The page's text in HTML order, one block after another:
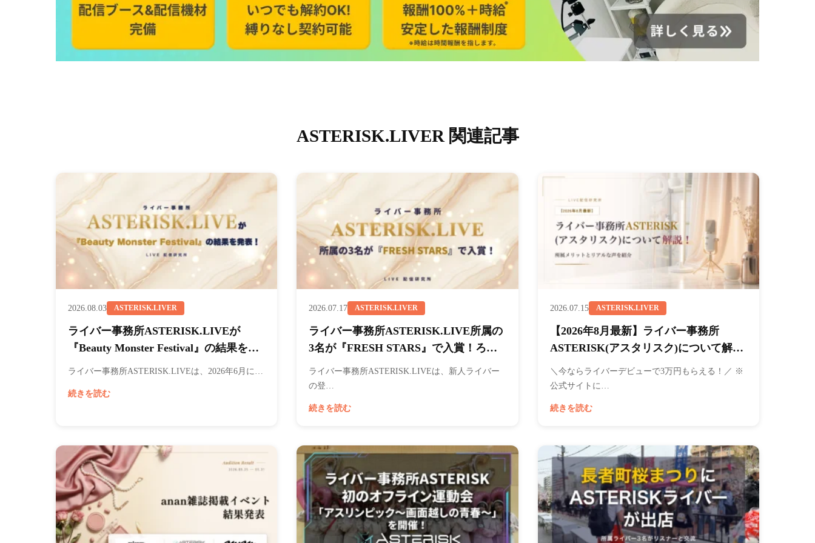
ASTERISK.LIVER 関連記事
2026.08.03 ASTERISK.LIVER
ライバー事務所ASTERISK.LIVEが
『Beauty Monster Festival』の結果を発
表！
ライバー事務所ASTERISK.LIVEは、2026年6月に…
続きを読む
2026.07.17 ASTERISK.LIVER
ライバー事務所ASTERISK.LIVE所属の
3名が『FRESH STARS』で入賞！ろん
が2位に大差をつけ優勝！
ライバー事務所ASTERISK.LIVEは、新人ライバー
の登…
続きを読む
2026.07.15 ASTERISK.LIVER
【2026年8月最新】ライバー事務所
ASTERISK(アスタリスク)について解
説！所属メリットとリアルな声を紹介
＼今ならライバーデビューで3万円もらえる！／ ※
公式サイトに…
続きを読む